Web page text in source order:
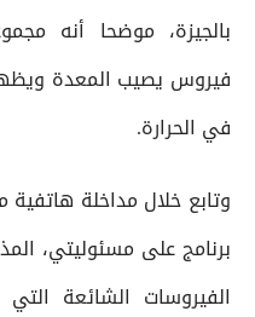
بالجيزة، موضحا أنه
فيروس يصيب المعدة
في الحرارة.
وتابع خلال مداخلة
برنامج على مسئوليتي،
الفيروسات الشائعة